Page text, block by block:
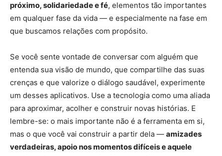
próximo, solidariedade e fé, elementos tão importantes
em qualquer fase da vida — e especialmente na fase em
que buscamos relações com propósito.
Se você sente vontade de conversar com alguém que
entenda sua visão de mundo, que compartilhe das suas
crenças e que valorize o diálogo saudável, experimente
um desses aplicativos. Use a tecnologia como uma aliada
para aproximar, acolher e construir novas histórias. E
lembre-se: o mais importante não é a ferramenta em si,
mas o que você vai construir a partir dela — amizades
verdadeiras, apoio nos momentos difíceis e aquele